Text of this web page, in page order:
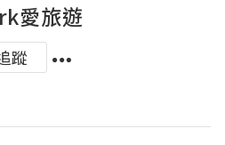
愛旅遊
蹤